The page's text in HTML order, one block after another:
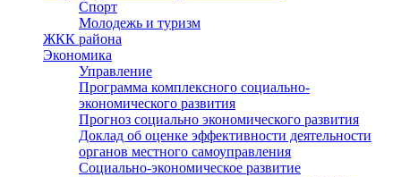
Спорт
Молодежь и туризм
ЖКК района
Экономика
Управление
Программа комплексного социально-
экономического развития
Прогноз социально экономического развития
Доклад об оценке эффективности деятельности
органов местного самоуправления
Социально-экономическое развитие